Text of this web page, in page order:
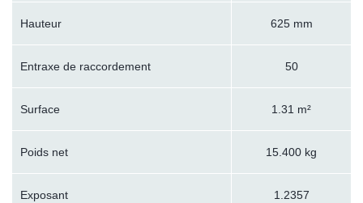
Hauteur 625 mm
Entraxe de raccordement 50
Surface 1.31 m²
Poids net 15.400 kg
Exposant 1.2357